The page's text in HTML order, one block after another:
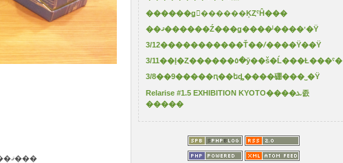
KARABACO��Karakami kit��stamp�ΰ������Ÿ���Ƥ���ޤ���
������ǥ󥦥������ĶȤˤĤ���
��ޤ������Ź���ǥ����ˡ����ʽ�Ÿ
3/12�����������Ť��ꤷ����Ÿ��Ÿ
3/11��Į�Ȥ������٥�ȳ��š�Ĺ���Ƚ���ˤ�
3/8��9�����ԥ��եȡ����硼���˽�Ÿ
Relarise #1.5 EXHIBITION KYOTO����ܥ졼
�����